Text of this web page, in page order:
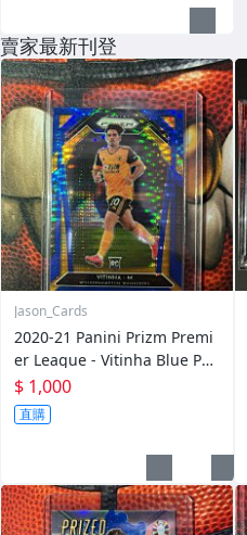
賣家最新刊登
Jason_Cards
2020-21 Panini Prizm Premi
er League - Vitinha Blue Pul
sar Prizm RC
$ 1,000
直購